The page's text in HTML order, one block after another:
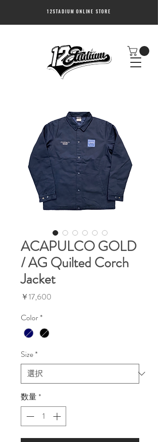
12STADIUM ONLINE STORE
ACAPULCO GOLD
/ AG Quilted Corch
Jacket
￥17,600
Color*
Size*
数量*